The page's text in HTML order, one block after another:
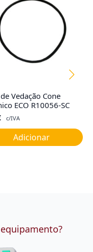
Vedação Cone
ECO R10056-SC
c/IVA
Adicionar